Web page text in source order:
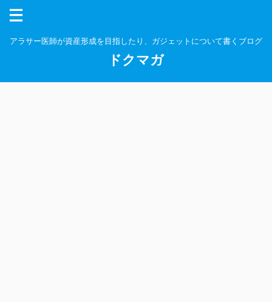
アラサー医師が資産形成を目指したり、ガジェットについて書くブログ
ドクマガ